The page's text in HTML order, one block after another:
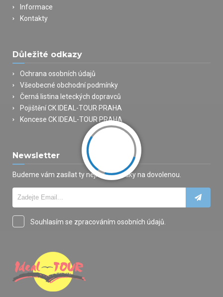
Informace
Kontakty
Důležité odkazy
Ochrana osobních údajů
Všeobecné obchodní podmínky
Černá listina leteckých dopravců
Pojištění CK IDEAL-TOUR PRAHA
Koncese CK IDEAL-TOUR PRAHA
Newsletter
Budeme vám zasílat ty nejlepší nabídky na dovolenou.
Souhlasím se zpracováním osobních údajů.